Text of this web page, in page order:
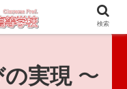
Commercial High School
実現〜
検索